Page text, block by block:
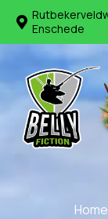
Enschede
Home